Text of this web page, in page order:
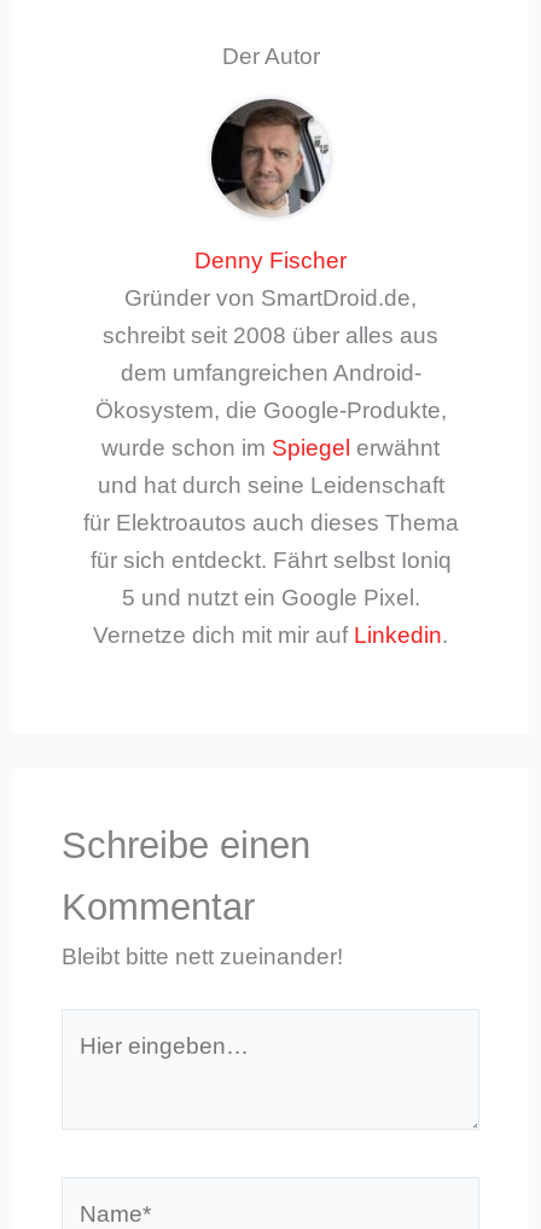
Der Autor
Denny Fischer
Gründer von SmartDroid.de,
schreibt seit 2008 über alles aus
dem umfangreichen Android-
Ökosystem, die Google-Produkte,
wurde schon im Spiegel erwähnt
und hat durch seine Leidenschaft
für Elektroautos auch dieses Thema
für sich entdeckt. Fährt selbst Ioniq
5 und nutzt ein Google Pixel.
Vernetze dich mit mir auf Linkedin.
Schreibe einen
Kommentar
Bleibt bitte nett zueinander!
eingeben…